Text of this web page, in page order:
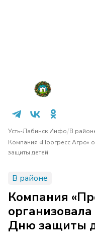
Усть-Лабинск Инфо/В
Компания «Прогресс Агро»
защиты детей
В районе
Компания
Дню защиты